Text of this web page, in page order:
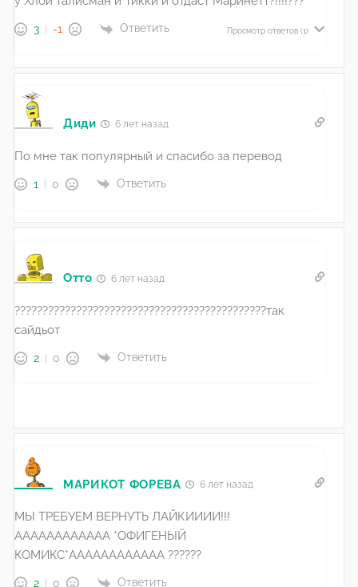
3 -1 Ответить Просмотр ответов (1)
Диди 6 лет назад
По мне так популярный и спасибо за перевод
1 0 Ответить
Отто 6 лет назад
?????????????????????????????????????????????так
сайдьот
2 0 Ответить
МАРИКОТ ФОРЕВА 6 лет назад
МЫ ТРЕБУЕМ ВЕРНУТЬ ЛАЙКИИИИ!!!
АААААААААААА *ОФИГЕНЫЙ
КОМИКС*АААААААААААА ??????
2 0 Ответить